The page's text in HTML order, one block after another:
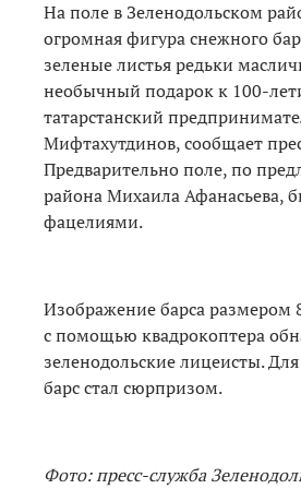
На поле в Зеленодольском
огромная фигура снежного
зеленые листья редьки
необычный подарок к 100-
татарстанский
Мифтахутдинов, сообщает
Предварительно поле, по
района Михаила Афанасьева,
фацелиями.
Изображение барса размером
с помощью квадрокоптера
зеленодольские лицеисты.
барс стал сюрпризом.
Фото: пресс-служба